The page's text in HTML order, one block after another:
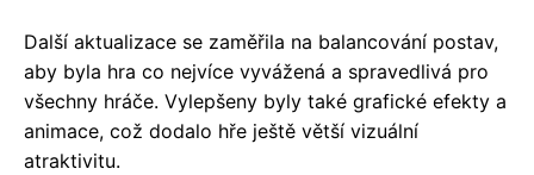
Další aktualizace se zaměřila na balancování postav,
aby byla hra co nejvíce vyvážená a spravedlivá pro
všechny hráče. Vylepšeny byly také grafické efekty a
animace, což dodalo hře ještě větší vizuální
atraktivitu.